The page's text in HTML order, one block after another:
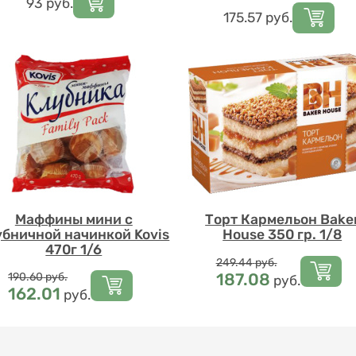
Цена
175.57 руб.
Маффины мини с
начинкой Kovis
470г 1/6
Цена
190.60руб.
162.01 руб.
Торт Кармельон
House 350 гр. 1/8
Цена
249.44руб.
187.08 руб.